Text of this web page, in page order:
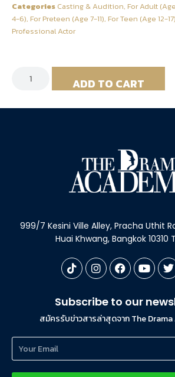
Categories Casting & Audition, For Adult
4-6), For Preteen (Age 7-11), For Teen (Age 12-17)
Professional Actor
ADD TO CART
999/7 Kesini Ville Alley, Pracha Uthit
Huai Khwang, Bangkok 10310
Subscribe to our
สมัครรับข่าวสารล่าสุดจาก The Drama